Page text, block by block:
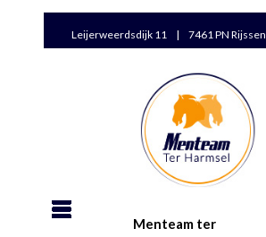
Leijerweerdsdijk 11 | 7461 PN Rijssen
Menteam ter